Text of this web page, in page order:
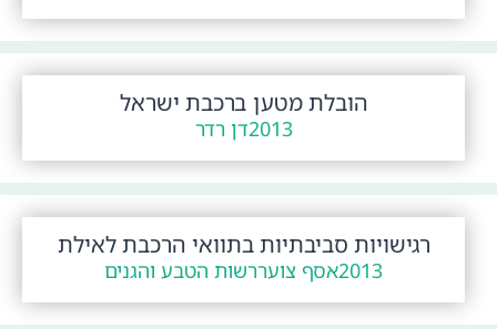
הובלת מטען ברכבת ישראל
2013דן רדר
רגישויות סביבתיות בתוואי הרכבת לאילת
2013אסף צועררשות הטבע והגנים